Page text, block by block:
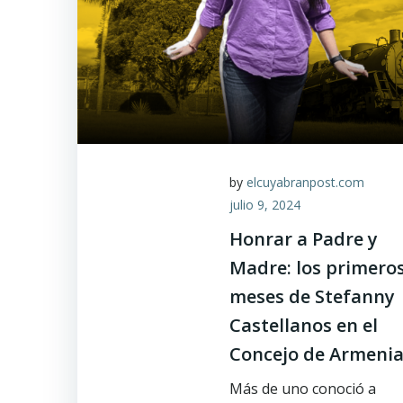
by elcuyabranpost.com
julio 9, 2024
Honrar a Padre y
Madre: los
meses de Stefanny
Castellanos en el
Concejo de Armenia
Más de uno conoció a